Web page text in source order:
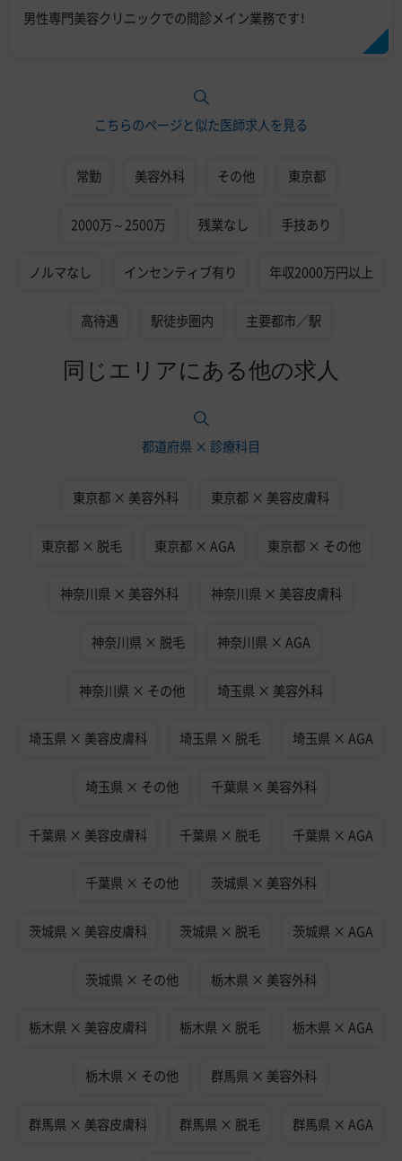
男性専門美容クリニックでの問診メイン業務です！
こちらのページと似た医師求人を見る
常勤 美容外科 その他 東京都
2000万～2500万 残業なし 手技あり
ノルマなし インセンティブ有り 年収2000万円以上
高待遇 駅徒歩圏内 主要都市／駅
同じエリアにある他の求人
都道府県 × 診療科目
東京都 × 美容外科 東京都 × 美容皮膚科
東京都 × 脱毛 東京都 × AGA 東京都 × その他
神奈川県 × 美容外科 神奈川県 × 美容皮膚科
神奈川県 × 脱毛 神奈川県 × AGA
神奈川県 × その他 埼玉県 × 美容外科
埼玉県 × 美容皮膚科 埼玉県 × 脱毛 埼玉県 × AGA
埼玉県 × その他 千葉県 × 美容外科
千葉県 × 美容皮膚科 千葉県 × 脱毛 千葉県 × AGA
千葉県 × その他 茨城県 × 美容外科
茨城県 × 美容皮膚科 茨城県 × 脱毛 茨城県 × AGA
茨城県 × その他 栃木県 × 美容外科
栃木県 × 美容皮膚科 栃木県 × 脱毛 栃木県 × AGA
栃木県 × その他 群馬県 × 美容外科
群馬県 × 美容皮膚科 群馬県 × 脱毛 群馬県 × AGA